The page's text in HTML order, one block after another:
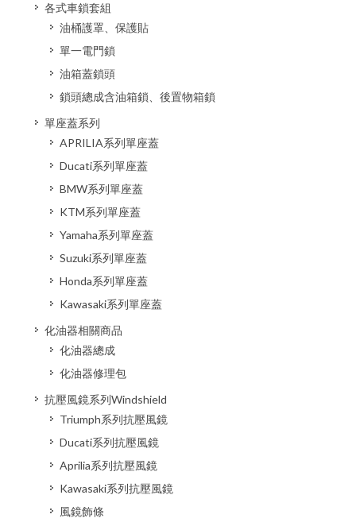
各式車鎖套組
油桶護罩、保護貼
單一電門鎖
油箱蓋鎖頭
鎖頭總成含油箱鎖、後置物箱鎖
單座蓋系列
APRILIA系列單座蓋
Ducati系列單座蓋
BMW系列單座蓋
KTM系列單座蓋
Yamaha系列單座蓋
Suzuki系列單座蓋
Honda系列單座蓋
Kawasaki系列單座蓋
化油器相關商品
化油器總成
化油器修理包
抗壓風鏡系列Windshield
Triumph系列抗壓風鏡
Ducati系列抗壓風鏡
Aprilia系列抗壓風鏡
Kawasaki系列抗壓風鏡
風鏡飾條